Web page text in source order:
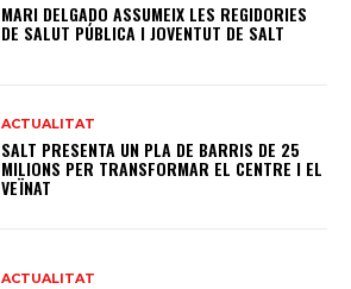
MARI DELGADO ASSUMEIX LES REGIDORIES
DE SALUT PÚBLICA I JOVENTUT DE SALT
ACTUALITAT
SALT PRESENTA UN PLA DE BARRIS DE 25
MILIONS PER TRANSFORMAR EL CENTRE I EL
VEÏNAT
ACTUALITAT